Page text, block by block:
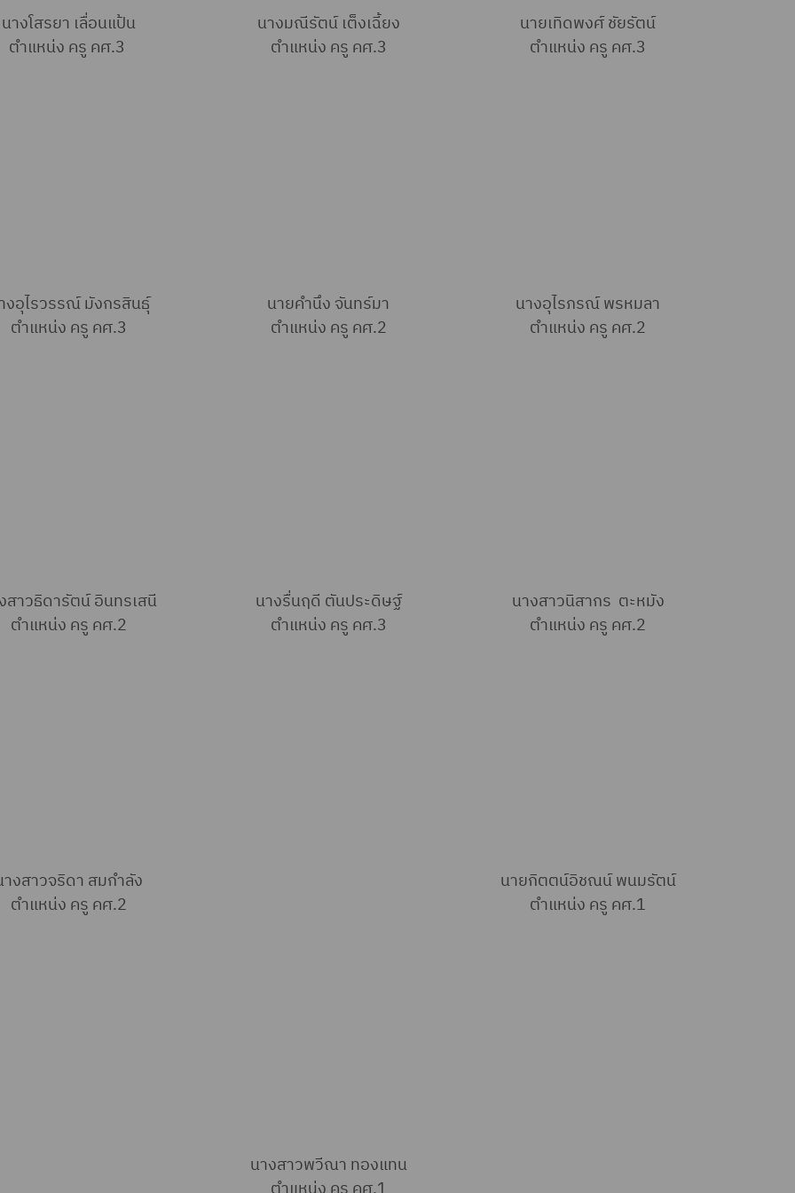
นางโสรยา เลื่อนแป้น
ตำแหน่ง ครู คศ.3
นางมณีรัตน์ เต็งเฉี้ยง
ตำแหน่ง ครู คศ.3
นายเทิดพงศ์ ชัยรัตน์
ตำแหน่ง ครู คศ.3
งอุไรวรรณ์ มังกรสินธุ์
ตำแหน่ง ครู คศ.3
นายคำนึง จันทร์มา
ตำแหน่ง ครู คศ.2
นางอุไรภรณ์ พรหมลา
ตำแหน่ง ครู คศ.2
สาวธิดารัตน์ อินทรเสนี
ตำแหน่ง ครู คศ.2
นางรื่นฤดี ตันประดิษฐ์
ตำแหน่ง ครู คศ.3
นางสาวนิสากร ตะหมัง
ตำแหน่ง ครู คศ.2
งสาวจริดา สมกำลัง
ตำแหน่ง ครู คศ.2
นายกิตตน์อิชณน์ พนมรัตน์
ตำแหน่ง ครู คศ.1
นางสาวพวีณา ทองแทน